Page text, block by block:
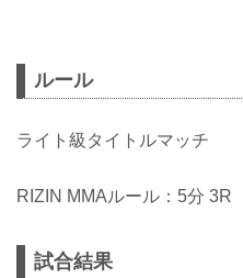
ルール
ライト級タイトルマッチ
RIZIN MMAルール：5分 3R
試合結果